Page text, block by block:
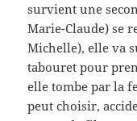
survient une
Marie-Claude) se
Michelle), elle va
tabouret pour
elle tombe par la
peut choisir,